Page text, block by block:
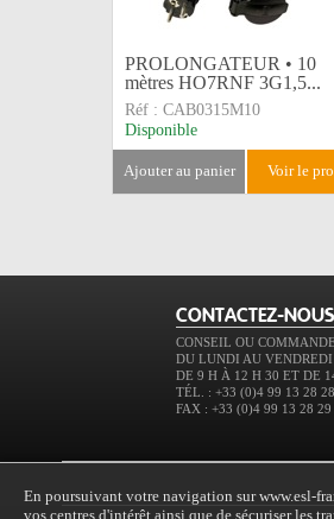
PROLONGATEUR • 10
mètres HO7RNF 3G1,5...
Réf : CAB0315M10
Disponible
ajouter au panier voir le
CONTACTEZ-NOUS
CONSEIL OU
DU LUNDI AU VENDREDI
DE 9 H À 12 H 30 ET DE
TÉL. : +33 (0)4 99 13 28 28
FAX : +33 (0)4 99 13 28 29
En poursuivant votre navigation sur www.esl-
vos centres d'intérêt ainsi que de sécuriser les